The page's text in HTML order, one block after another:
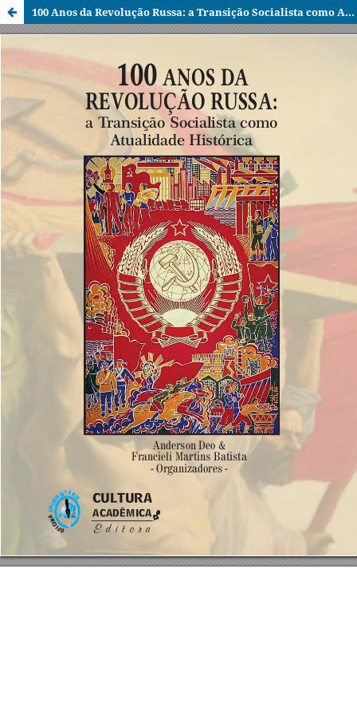
100 Anos da Revolução Russa: a Transição Socialista como Atualidade Histórica